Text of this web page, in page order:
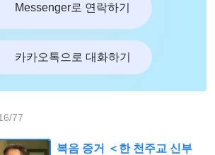
Messenger로 연락하기
카카오톡으로 대화하기
/77
복음 증거 ＜한 천주교 신부